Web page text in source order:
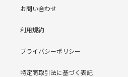
お問い合わせ
利用規約
プライバシーポリシー
特定商取引法に基づく表記